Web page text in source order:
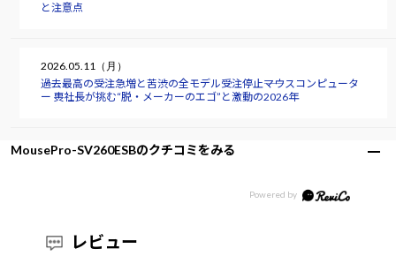
と注意点
2026.05.11（月）
過去最高の受注急増と苦渋の全モデル受注停止――マウスコンピュータ
ー 軣社長が挑む“脱・メーカーのエゴ”と激動の2026年
MousePro-SV260ESBのクチコミをみる
レビュー